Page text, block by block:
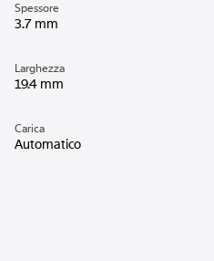
Spessore
3.7 mm
Larghezza
19.4 mm
Carica
Automatico